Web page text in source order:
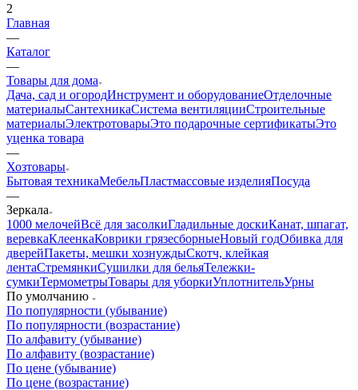
2
Главная
—
Каталог
—
Товары для дома
Дача, сад и огородИнструмент и оборудованиеОтделочные
материалыСантехникаСистема вентиляцииСтроительные
материалыЭлектротоварыЭто подарочные сертификатыЭто
уценка товара
—
Хозтовары
Бытовая техникаМебельПластмассовые изделияПосуда
—
Зеркала
1000 мелочейВсё для засолкиГладильные доскиКанат, шпагат,
веревкаКлеенкаКоврики грязесборныеНовый годОбивка для
дверейПакеты, мешки хознуждыСкотч, клейкая
лентаСтремянкиСушилки для бельяТележки-
сумкиТермометрыТовары для уборкиУплотнительУрны
По умолчанию
По популярности (убывание)
По популярности (возрастание)
По алфавиту (убывание)
По алфавиту (возрастание)
По цене (убывание)
По цене (возрастание)